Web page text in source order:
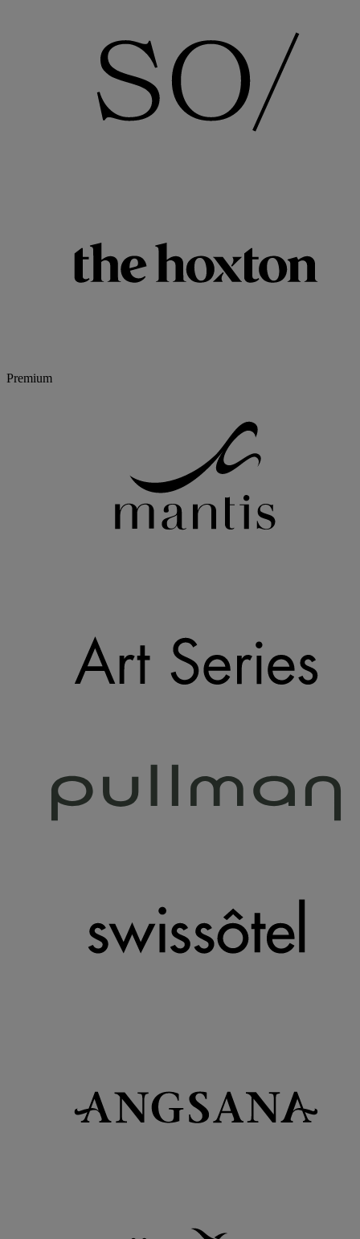
Premium